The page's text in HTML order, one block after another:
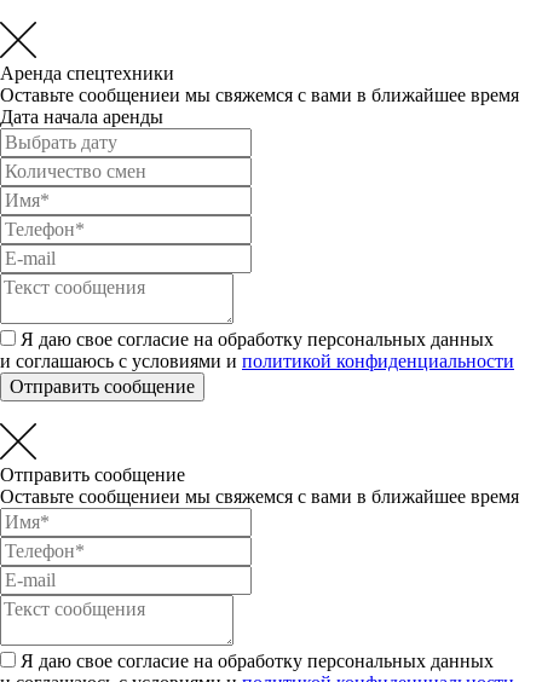
Аренда спецтехники
Оставьте сообщениеи мы свяжемся с вами в ближайшее время
Дата начала аренды
Я даю свое согласие на обработку персональных данных
и соглашаюсь с условиями и политикой конфиденциальности
Отправить сообщение
Отправить сообщение
Оставьте сообщениеи мы свяжемся с вами в ближайшее время
Я даю свое согласие на обработку персональных данных